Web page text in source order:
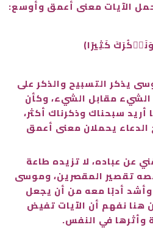
الآيات معنى أعمق وأوسع:
يذكر التسبيح والذكر على
الشيء مقابل الشيء، وكأن
سبحناك وذكرناك أكثر،
الدعاء يحملان معنى أعمق
عن عباده، لا تزيده طاعة
تقصير المقصرين، وموسى
وأشد أدبًا معه من أن يجعل
هنا نفهم أن الآيات تفيض
وأثرها في النفس.